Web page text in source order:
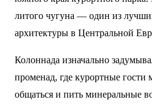
литого чугуна — один из
архитектуры в Центральной
Колоннада изначально
променад, где курортные гости
общаться и пить минеральные